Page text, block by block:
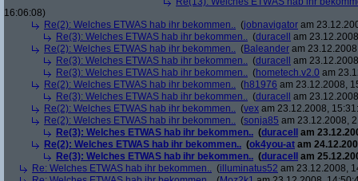
16:06:08)
Re(2): Welches ETWAS hab ihr bekommen.. (jobnavigator am
Re(3): Welches ETWAS hab ihr bekommen.. (duracell
am
Re(2): Welches ETWAS hab ihr bekommen.. (Baleander am
Re(3): Welches ETWAS hab ihr bekommen.. (duracell
am
Re(3): Welches ETWAS hab ihr bekommen.. (hometech.v2.0 am
Re(2): Welches ETWAS hab ihr bekommen.. (h81976 am 23.12.2008,
Re(3): Welches ETWAS hab ihr bekommen.. (duracell
am
Re(2): Welches ETWAS hab ihr bekommen.. (vex am 23.12.2008,
Re(2): Welches ETWAS hab ihr bekommen.. (sonja85 am 23.12.2008,
Re(3): Welches ETWAS hab ihr bekommen.. (duracell
am
Re(2): Welches ETWAS hab ihr bekommen.. (ok4you-at am
Re(3): Welches ETWAS hab ihr bekommen.. (duracell
am
Re: Welches ETWAS hab ihr bekommen.. (illuminatus52 am 23.12.2008,